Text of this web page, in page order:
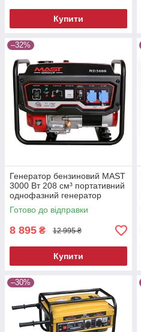
Купити
–32%
Генератор бензиновий MAST
3000 Вт 208 см³ портативний
однофазний генератор
електрогенератор для дому
Готово до відправки
8 895 ₴ 12 995 ₴
Купити
–30%